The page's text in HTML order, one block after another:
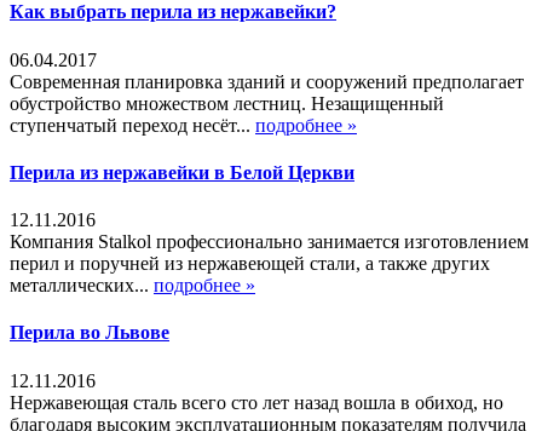
Как выбрать перила из нержавейки?
06.04.2017
Современная планировка зданий и сооружений предполагает
обустройство множеством лестниц. Незащищенный
ступенчатый переход несёт... подробнее »
Перила из нержавейки в Белой Церкви
12.11.2016
Компания Stalkol профессионально занимается изготовлением
перил и поручней из нержавеющей стали, а также других
металлических... подробнее »
Перила во Львове
12.11.2016
Нержавеющая сталь всего сто лет назад вошла в обиход, но
благодаря высоким эксплуатационным показателям получила